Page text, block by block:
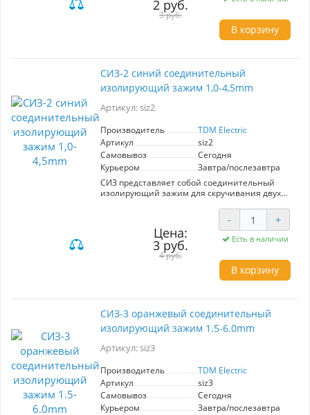
2 руб.
3 руб.
В корзину
CИЗ-2 синий соединительный
изолирующий зажим 1,0-4,5mm
Артикул: siz2
Производитель
TDM Electric
Артикул
siz2
Самовывоз
Сегодня
Курьером
Завтра/послезавтра
СИЗ представляет собой соединительный
изолирующий зажим для скручивания двух
защищает от повреждения место скручивания
Суммарное максимальное сечение - 4,5 мм2
Суммарное минимальное сечение - 1,5 мм2
Количество в пакетике - 50 шт
Цена:
3 руб.
4 руб.
- +
Есть в наличии
В корзину
CИЗ-3 оранжевый соединительный
изолирующий зажим 1.5-6.0mm
Артикул: siz3
Производитель
TDM Electric
Артикул
siz3
Самовывоз
Сегодня
Курьером
Завтра/послезавтра